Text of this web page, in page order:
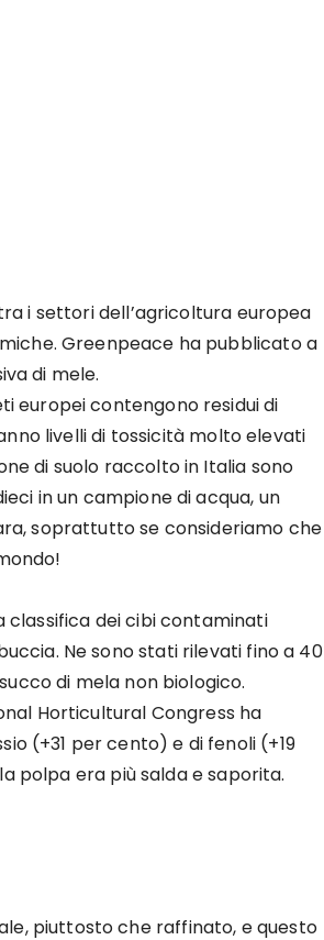
i settori dell’agricoltura europea
Greenpeace ha pubblicato a
di mele.
europei contengono residui di
livelli di tossicità molto elevati
di suolo raccolto in Italia sono
in un campione di acqua, un
soprattutto se consideriamo che
classifica dei cibi contaminati
Ne sono stati rilevati fino a 40
di mela non biologico.
Horticultural Congress ha
(+31 per cento) e di fenoli (+19
polpa era più salda e saporita.
piuttosto che raffinato, e questo